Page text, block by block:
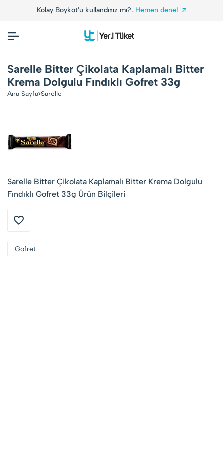
Kolay Boykot'u kullandınız mı?.Hemen dene!
Sarelle Bitter Çikolata Kaplamalı Bitter
Krema Dolgulu Fındıklı Gofret 33g
Ana Sayfa Sarelle
Sarelle Bitter Çikolata Kaplamalı Bitter Krema Dolgulu
Fındıklı Gofret 33g Ürün Bilgileri
Gofret